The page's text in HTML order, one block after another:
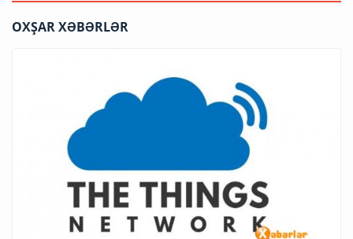
OXŞAR XƏBƏRLƏR